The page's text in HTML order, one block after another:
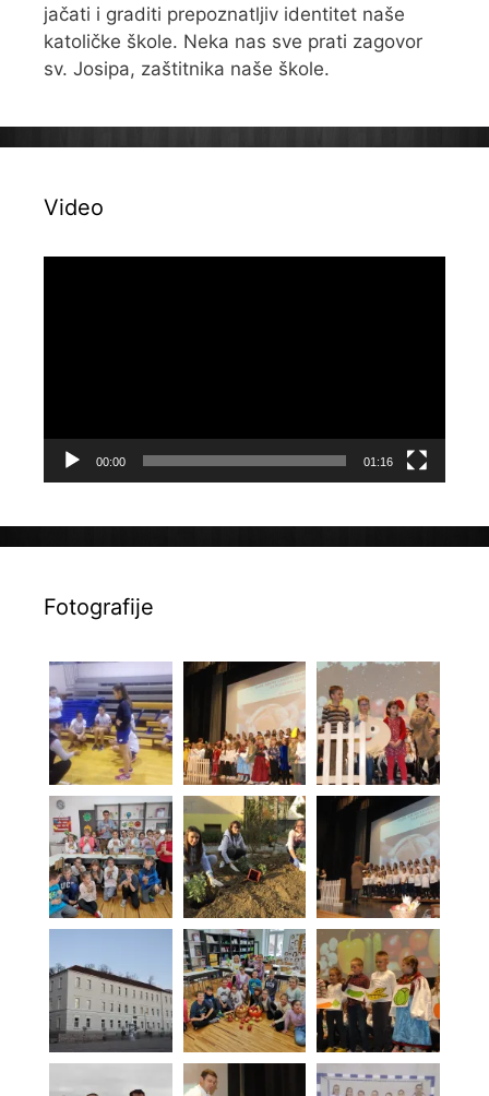
jačati i graditi prepoznatljiv identitet naše
katoličke škole. Neka nas sve prati zagovor
sv. Josipa, zaštitnika naše škole.
Video
00:00 01:16
Fotografije